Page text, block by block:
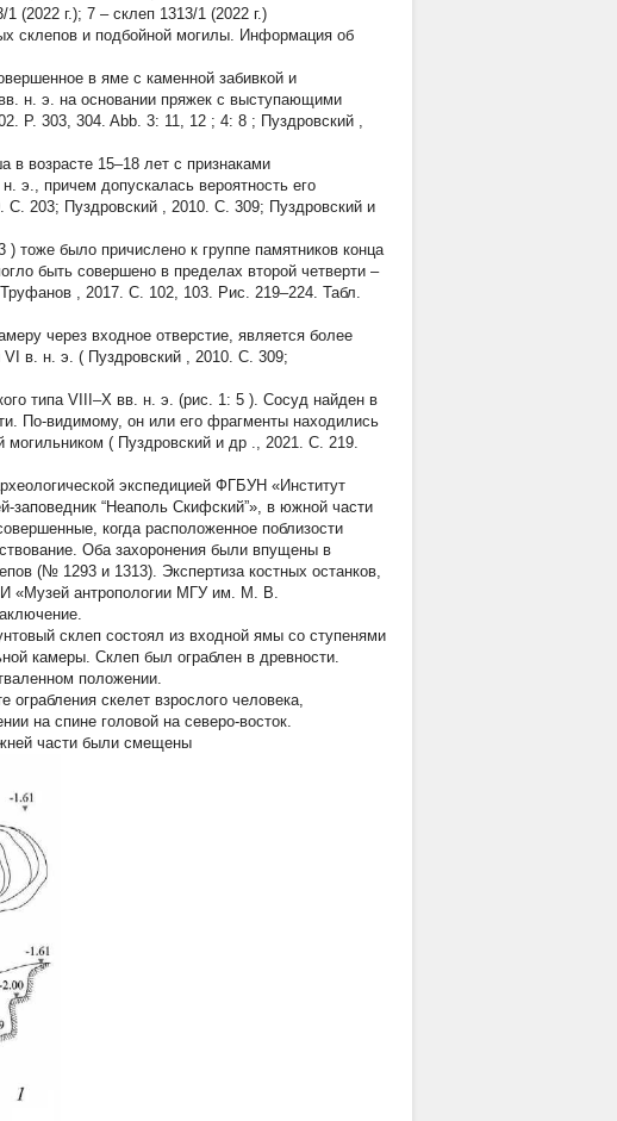
1 (2022 г.); 7 – склеп 1313/1 (2022 г.)
склепов и подбойной могилы. Информация об
в яме с каменной забивкой и
н. э. на основании пряжек с выступающими
P. 303, 304. Abb. 3: 11, 12 ; 4: 8 ; Пуздровский ,
в возрасте 15–18 лет с признаками
э., причем допускалась вероятность его
С. 203; Пуздровский , 2010. С. 309; Пуздровский и
) тоже было причислено к группе памятников конца
быть совершено в пределах второй четверти –
, 2017. С. 102, 103. Рис. 219–224. Табл.
через входное отверстие, является более
VI в. н. э. ( Пуздровский , 2010. С. 309;
типа VIII–X вв. н. э. (рис. 1: 5 ). Сосуд найден в
По-видимому, он или его фрагменты находились
могильником ( Пуздровский и др ., 2021. С. 219.
экспедицией ФГБУН «Институт
“Неаполь Скифский”», в южной части
когда расположенное поблизости
Оба захоронения были впущены в
(№ 1293 и 1313). Экспертиза костных останков,
«Музей антропологии МГУ им. М. В.
склеп состоял из входной ямы со ступенями
камеры. Склеп был ограблен в древности.
положении.
ограбления скелет взрослого человека,
на спине головой на северо-восток.
части были смещены